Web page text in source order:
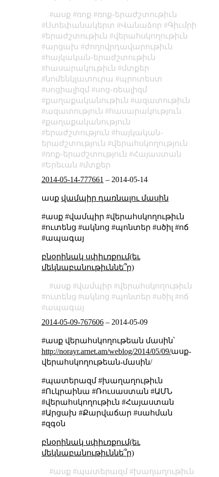
ասք ռոք
ռոք֊երաժշտութիւն
Ստեփանակերտ
Վանաձոր
Գիւմրի
երաժշտութիւն
վերահսկողութիւն
արցախ
ժողովրդավարութիւն
հայկական֊երաժշտութիւն
հասարակութիւն
մտքեր
նոմենկլատուրա
պրոտեստ
սոցիալիզմ
սոց֊ռեալիզմ
քաղաքականութիւն
ազատութիւն
ազատություն
հասարակություն
քաղաքականություն
երաժշտություն
հայկական֊
երաժշտություն
վերահսկողություն
ռոք֊երաժշտություն
Հայաստան
Երեւան
մտքեր
2014-05-14-777661 – 2014-05-14
ասք վամպիր դառնալու մասին
#ասք #վամպիր #վերահսկողութիւն
#ուտենց #ակնոց #պոնտեր #սծիլ #ոճ
#ապագայ
բնօրինակ սփիւռքում(եւ
մեկնաբանութիւննե՞ր)
ասք վամպիր
վերահսկողութիւն
ուտենց
ակնոց պոնտեր սծիլ
ոճ
ապագայ
2014-05-09-767606– 2014-05-09
#ասք վերահսկողութեան մասին՝
http://norayr.arnet.am/weblog/2014/05/09/ասք-
վերահսկողութեան-մասին/
#պատերազմ #խաղաղութիւն
#Ուկրաինա #Ռուսաստան #ԱՄՆ
#վերահսկողութիւն #Հայաստան
#Արցախ #Քարվաճար #սահման
#զգօն
բնօրինակ սփիւռքում(եւ
մեկնաբանութիւննե՞ր)
ասք պատերազմ
խաղաղութիւն